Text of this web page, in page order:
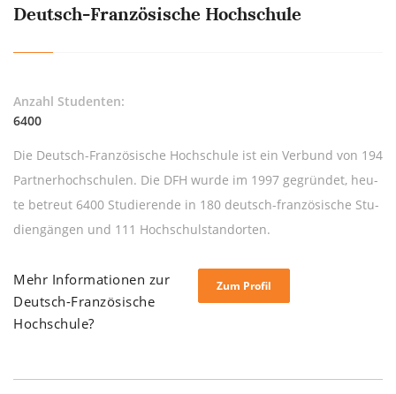
Deutsch-Französische Hochschule
Anzahl Studenten:
6400
Die Deutsch-Fran­zö­si­sche Hoch­schu­le ist ein Ver­bund von 194
Part­ner­hoch­schu­len. Die DFH wur­de im 1997 ge­grün­det, heu­
te be­treut 6400 Stu­die­ren­de in 180 deutsch-fran­zö­si­sche Stu­
di­en­gän­gen und 111 Hoch­schul­stand­or­ten.
Mehr Informationen zur
Deutsch-Französische
Hochschule?
Zum Profil